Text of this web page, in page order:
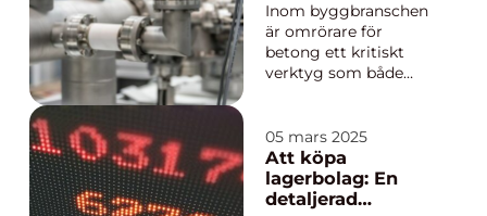
Inom byggbranschen
är omrörare för
betong ett kritiskt
verktyg som både
förlitar sig på för att
säkerställa en
högkvalitativ
blandning av
05 mars 2025
Att köpa
lagerbolag: En
detaljerad